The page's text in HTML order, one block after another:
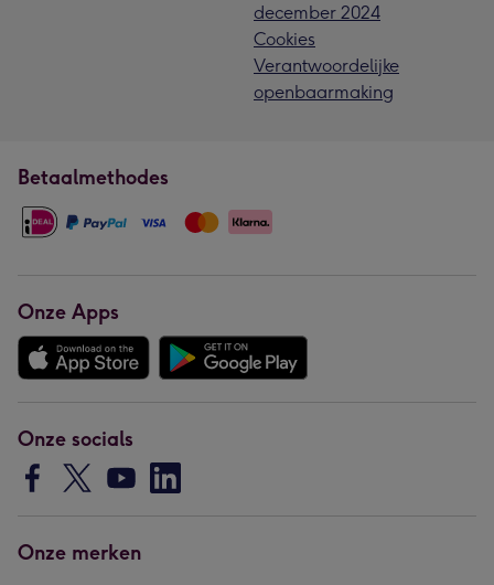
december 2024
Cookies
Verantwoordelijke
openbaarmaking
Betaalmethodes
Onze Apps
Onze socials
Onze merken